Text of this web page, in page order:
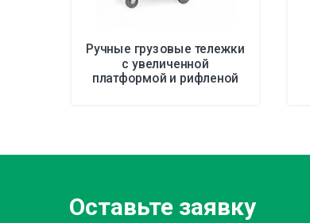
Ручные грузовые тележки
с увеличенной
платформой и рифленой
Оставьте заявку